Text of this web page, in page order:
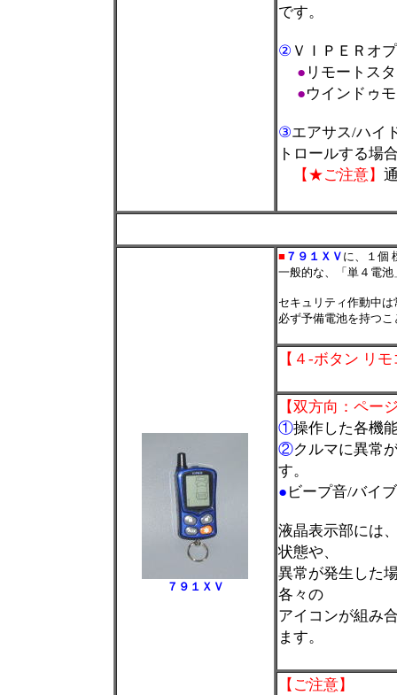
です。
② ＶＩＰＥＲオ
● リモートス
●ウインドゥ
③エアサス/ハイ
トロールする
【★ご注意】
７９１ＸＶ
■ ７９１ＸＶ に、１個
一般的な、「単４電
セキュリティ作動中
必ず予備電池を持つ
【４-ボタン リ
【双方向：ペー
①操作した各機
②クルマに異常
す。
● ビープ音/バイ
液晶表示部には
状態や、
異常が発生した
各々の
アイコンが組み
ます。
【ご注意】